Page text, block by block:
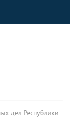
дел Республики